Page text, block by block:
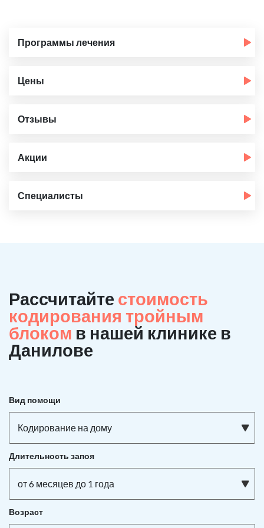
Программы лечения
Цены
Отзывы
Акции
Специалисты
Рассчитайте стоимость
кодирования тройным
блоком в нашей клинике в
Данилове
Вид помощи
Кодирование на дому
Длительность запоя
от 6 месяцев до 1 года
Возраст